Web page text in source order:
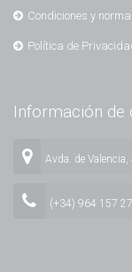
Condiciones y
Política de
Información de
Avda. de
(+34) 964 157